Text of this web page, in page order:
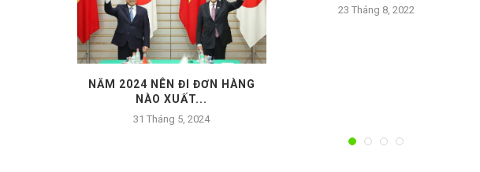
NĂM 2024 NÊN ĐI ĐƠN HÀNG
NÀO XUẤT...
31 Tháng 5, 2024
23 Tháng 8, 2022